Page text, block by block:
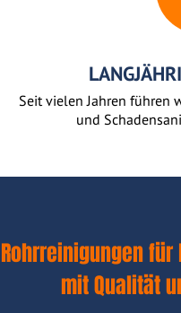
Seit vielen Jahren führen
und
Rohrreinigungen
mit Qualität